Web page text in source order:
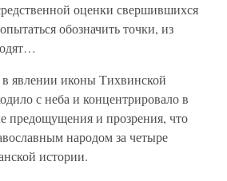
оценки свершившихся
обозначить точки, из
явлении иконы Тихвинской
с неба и концентрировало в
предощущения и прозрения, что
народом за четыре
истории.